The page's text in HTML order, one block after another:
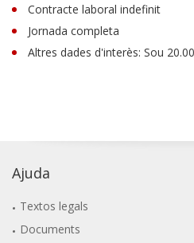
Contracte laboral indefinit
Jornada completa
Altres dades d'interès: Sou
Ajuda
Textos legals
Documents